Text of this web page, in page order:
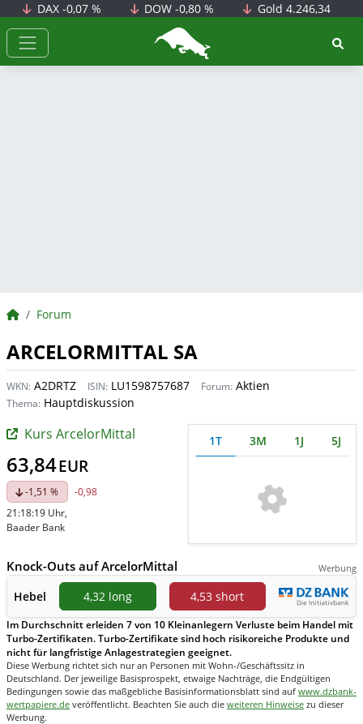
DAX -0,07 % DOW-0,80 % Gold 4.246,34
BörsenNEWS.de
BörsenNEWS.de
Forum
ARCELORMITTAL SA
WKN: A2DRTZ ISIN: LU1598757687 Forum: Aktien
Thema: Hauptdiskussion
Kurs ArcelorMittal
63,84EUR
-1,51 %
-0,98
21:18:19 Uhr,
Baader Bank
1T 3M 1J 5J
Knock-Outs auf ArcelorMittal Werbung
Hebel 4,32 long 4,53 short
Im Durchschnitt erleiden 7 von 10 Kleinanlegern Verluste beim Handel mit
Turbo-Zertifikaten. Turbo-Zertifikate sind hoch risikoreiche Produkte und
nicht für langfristige Anlagestrategien geeignet.
Diese Werbung richtet sich nur an Personen mit Wohn-/Geschäftssitz in
Deutschland. Der jeweilige Basisprospekt, etwaige Nachträge, die Endgültigen
Bedingungen sowie das maßgebliche Basisinformationsblatt sind auf www.dzbank-
wertpapiere.de veröffentlicht. Beachten Sie auch die weiteren Hinweise zu dieser
Werbung.